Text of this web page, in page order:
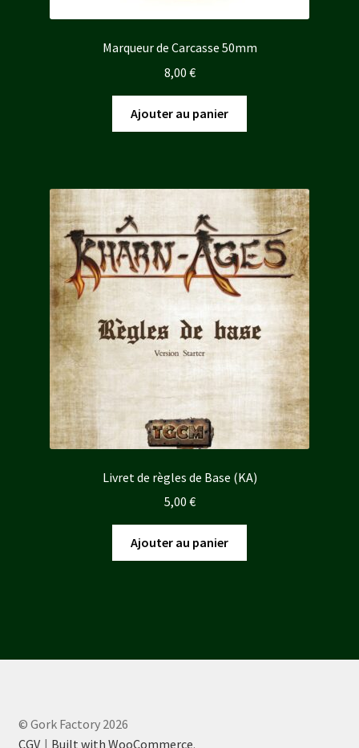
Marqueur de Carcasse 50mm
8,00 €
Ajouter au panier
Livret de règles de Base (KA)
5,00 €
Ajouter au panier
© Gork Factory 2026
CGV
Built with WooCommerce.